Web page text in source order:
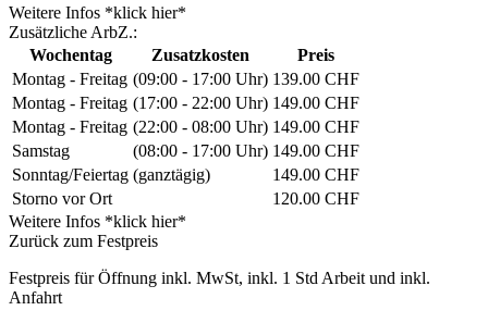
Weitere Infos *klick hier*
Zusätzliche ArbZ.:
Wochentag
Zusatzkosten
Preis
Montag - Freitag (09:00 - 17:00 Uhr) 139.00 CHF
Montag - Freitag (17:00 - 22:00 Uhr) 149.00 CHF
Montag - Freitag (22:00 - 08:00 Uhr) 149.00 CHF
Samstag
(08:00 - 17:00 Uhr) 149.00 CHF
Sonntag/Feiertag (ganztägig)
149.00 CHF
Storno vor Ort
120.00 CHF
Weitere Infos *klick hier*
Zurück zum Festpreis
Festpreis für Öffnung inkl. MwSt, inkl. 1 Std Arbeit und inkl.
Anfahrt